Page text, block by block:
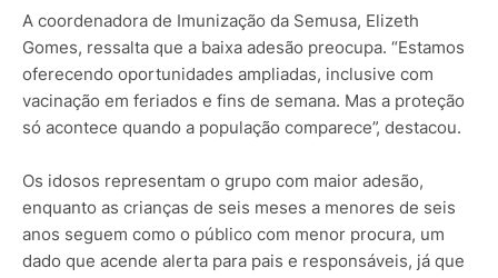
A coordenadora de Imunização da Semusa, Elizeth
Gomes, ressalta que a baixa adesão preocupa. “Estamos
oferecendo oportunidades ampliadas, inclusive com
vacinação em feriados e fins de semana. Mas a proteção
só acontece quando a população comparece”, destacou.
Os idosos representam o grupo com maior adesão,
enquanto as crianças de seis meses a menores de seis
anos seguem como o público com menor procura, um
dado que acende alerta para pais e responsáveis, já que